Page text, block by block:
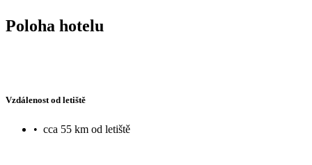
Poloha hotelu
Vzdálenost od letiště
• cca 55 km od letiště